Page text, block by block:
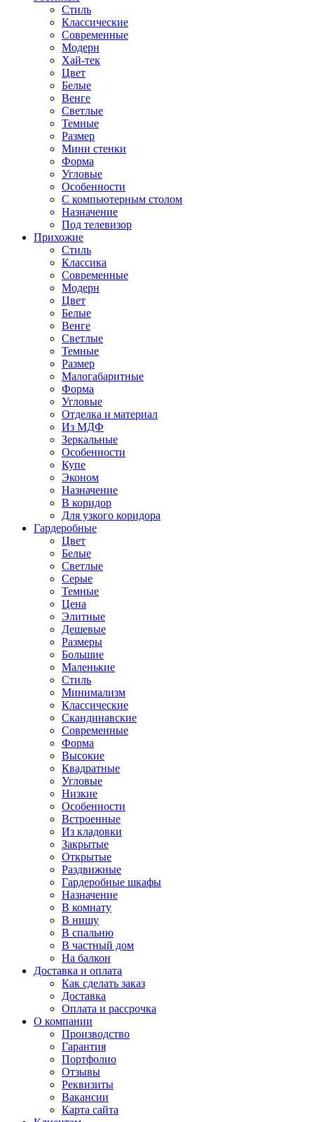
Стиль
Классические
Современные
Модерн
Хай-тек
Цвет
Белые
Венге
Светлые
Темные
Размер
Мини стенки
Форма
Угловые
Особенности
С компьютерным столом
Назначение
Под телевизор
Прихожие
Стиль
Классика
Современные
Модерн
Цвет
Белые
Венге
Светлые
Темные
Размер
Малогабаритные
Форма
Угловые
Отделка и материал
Из МДФ
Зеркальные
Особенности
Купе
Эконом
Назначение
В коридор
Для узкого коридора
Гардеробные
Цвет
Белые
Светлые
Серые
Темные
Цена
Элитные
Дешевые
Размеры
Большие
Маленькие
Стиль
Минимализм
Классические
Скандинавские
Современные
Форма
Высокие
Квадратные
Угловые
Низкие
Особенности
Встроенные
Из кладовки
Закрытые
Открытые
Раздвижные
Гардеробные шкафы
Назначение
В комнату
В нишу
В спальню
В частный дом
На балкон
Доставка и оплата
Как сделать заказ
Доставка
Оплата и рассрочка
О компании
Производство
Гарантия
Портфолио
Отзывы
Реквизиты
Вакансии
Карта сайта